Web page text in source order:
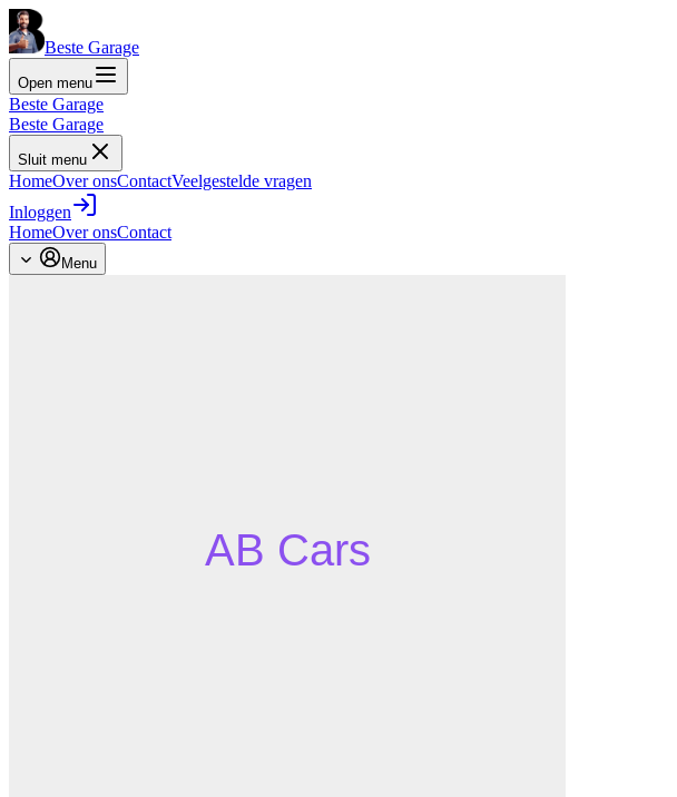
Beste Garage
Open menu
Beste Garage
Beste Garage
Sluit menu
HomeOver onsContactVeelgestelde vragen
Inloggen
HomeOver onsContact
Menu